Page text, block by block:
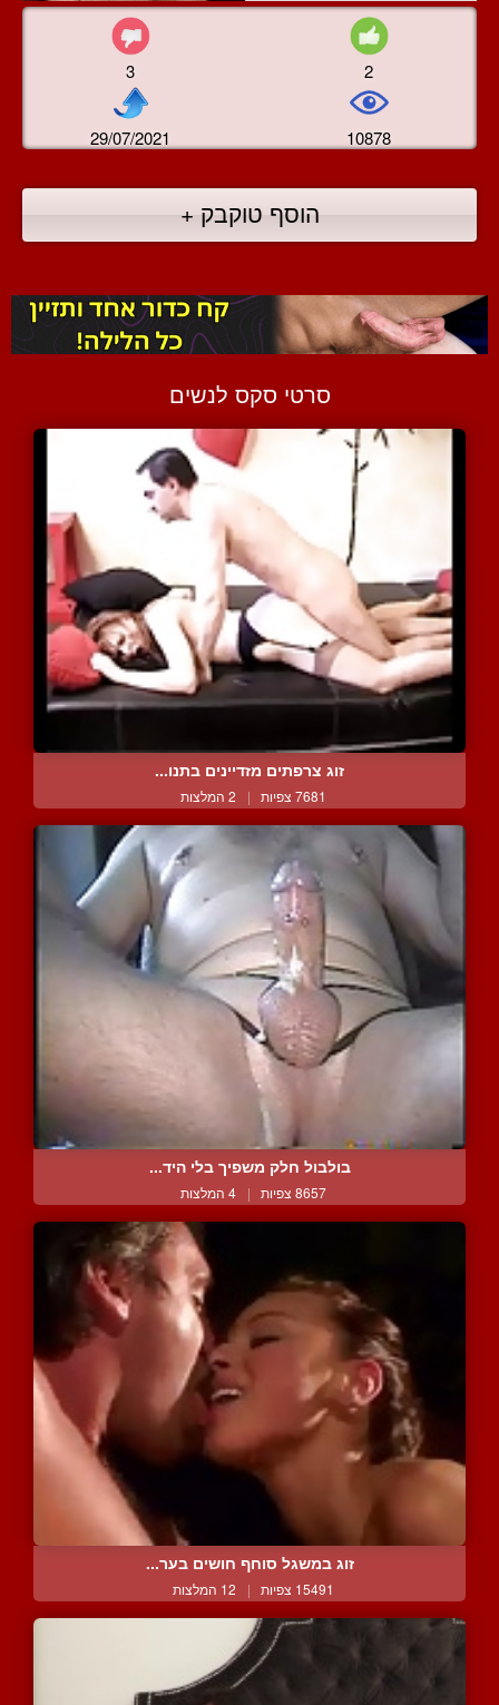
3 2
29/07/2021 10878
הוסף טוקבק +
סרטי סקס לנשים
זוג צרפתים מזדיינים בתנו...
7681 צפיות | 2 המלצות
בולבול חלק משפיך בלי היד...
8657 צפיות | 4 המלצות
זוג במשגל סוחף חושים בער...
15491 צפיות | 12 המלצות